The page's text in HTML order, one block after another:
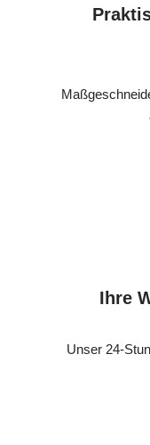
Ihre
Unser 24-